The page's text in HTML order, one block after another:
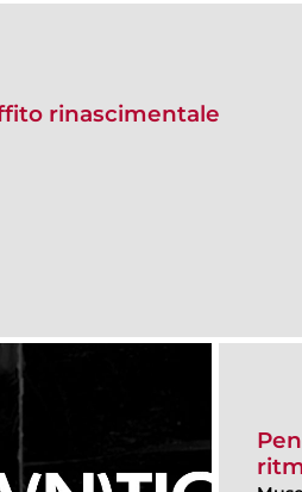
rinascimentale